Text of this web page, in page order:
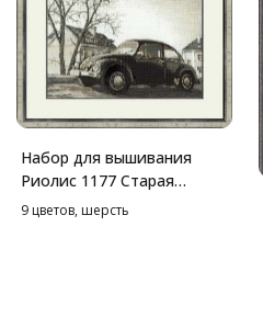
Набор для вышивания
Риолис 1177 Старая
фотография. Жук, 38*26
9 цветов, шерсть